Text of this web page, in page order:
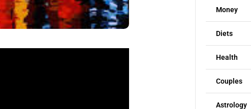
Money
Diets
Health
Couples
Astrology